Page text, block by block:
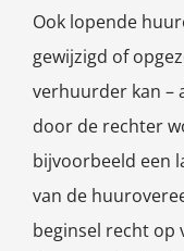
Ook lopende
gewijzigd of
verhuurder kan –
door de rechter
bijvoorbeeld een
van de
beginsel recht op